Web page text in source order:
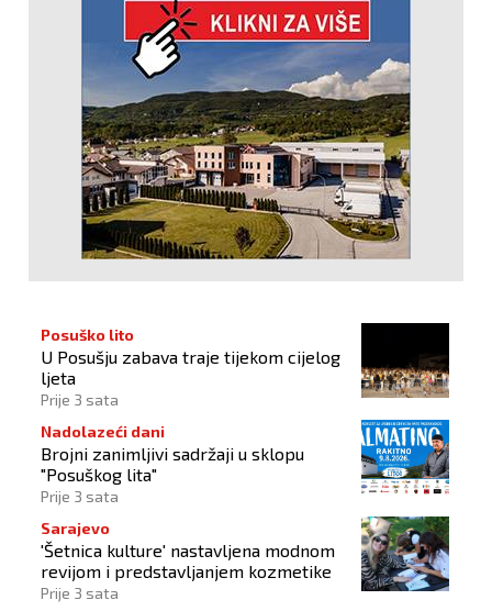
Posuško lito
U Posušju zabava traje tijekom cijelog
ljeta
Prije 3 sata
Nadolazeći dani
Brojni zanimljivi sadržaji u sklopu
"Posuškog lita"
Prije 3 sata
Sarajevo
'Šetnica kulture' nastavljena modnom
revijom i predstavljanjem kozmetike
Prije 3 sata